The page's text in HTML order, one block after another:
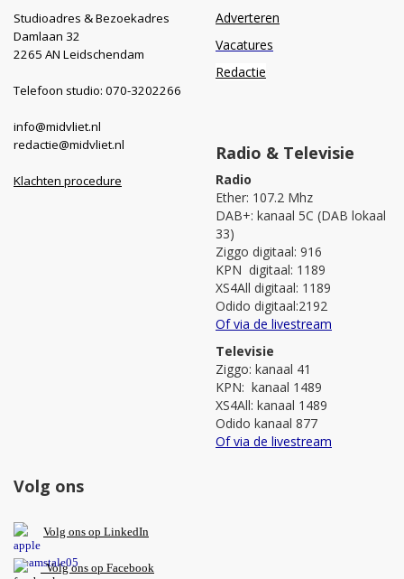
Studioadres & Bezoekadres
Damlaan 32
2265 AN Leidschendam
Telefoon studio: 070-3202266
info@midvliet.nl
redactie@midvliet.nl
Klachten procedure
Adverteren
Vacatures
Redactie
Radio & Televisie
Radio
Ether: 107.2 Mhz
DAB+: kanaal 5C (DAB lokaal
33)
Ziggo digitaal: 916
KPN digitaal: 1189
XS4All digitaal: 1189
Odido digitaal:2192
Of via de livestream
Televisie
Ziggo: kanaal 41
KPN: kanaal 1489
XS4All: kanaal 1489
Odido kanaal 877
Of via de livestream
Volg ons
Volg ons op LinkedIn
Volg ons op Facebook